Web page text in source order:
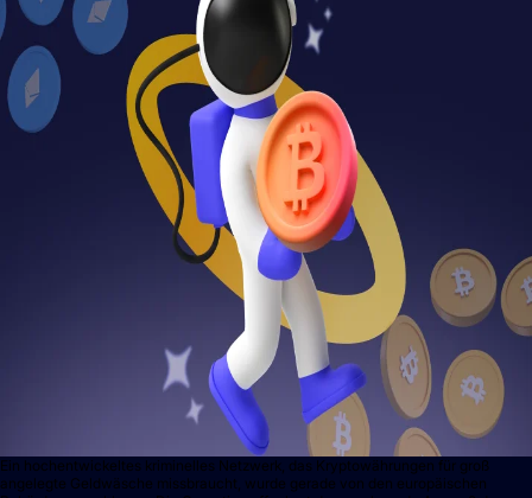
Ein hochentwickeltes kriminelles Netzwerk, das Kryptowährungen für groß
angelegte Geldwäsche missbraucht, wurde gerade von den europäischen